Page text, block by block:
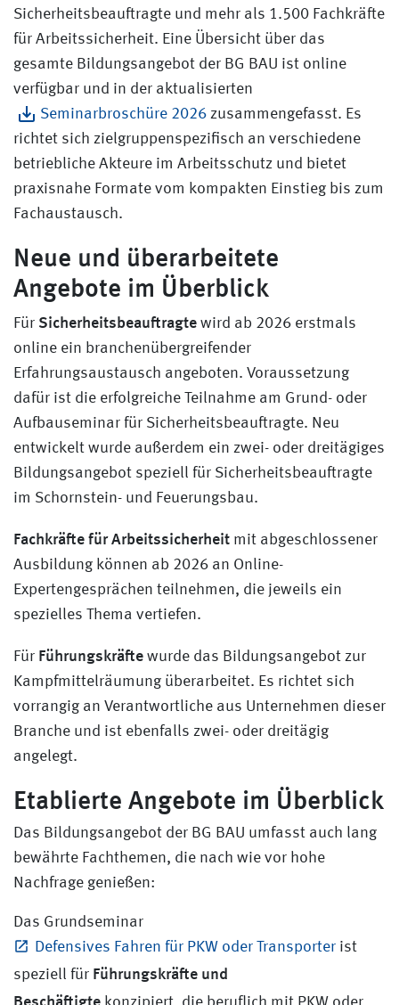
Sicherheitsbeauftragte und mehr als 1.500 Fachkräfte
für Arbeitssicherheit. Eine Übersicht über das
gesamte Bildungsangebot der BG BAU ist online
verfügbar und in der aktualisierten
Seminarbroschüre 2026 zusammengefasst. Es
richtet sich zielgruppenspezifisch an verschiedene
betriebliche Akteure im Arbeitsschutz und bietet
praxisnahe Formate vom kompakten Einstieg bis zum
Fachaustausch.
Neue und überarbeitete
Angebote im Überblick
Für Sicherheitsbeauftragte wird ab 2026 erstmals
online ein branchenübergreifender
Erfahrungsaustausch angeboten. Voraussetzung
dafür ist die erfolgreiche Teilnahme am Grund- oder
Aufbauseminar für Sicherheitsbeauftragte. Neu
entwickelt wurde außerdem ein zwei- oder dreitägiges
Bildungsangebot speziell für Sicherheitsbeauftragte
im Schornstein- und Feuerungsbau.
Fachkräfte für Arbeitssicherheit mit abgeschlossener
Ausbildung können ab 2026 an Online-
Expertengesprächen teilnehmen, die jeweils ein
spezielles Thema vertiefen.
Für Führungskräfte wurde das Bildungsangebot zur
Kampfmittelräumung überarbeitet. Es richtet sich
vorrangig an Verantwortliche aus Unternehmen dieser
Branche und ist ebenfalls zwei- oder dreitägig
angelegt.
Etablierte Angebote im Überblick
Das Bildungsangebot der BG BAU umfasst auch lang
bewährte Fachthemen, die nach wie vor hohe
Nachfrage genießen:
Das Grundseminar
Defensives Fahren für PKW oder Transporter ist
speziell für Führungskräfte und
Beschäftigte